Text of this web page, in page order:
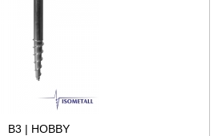
B3 | HOBBY